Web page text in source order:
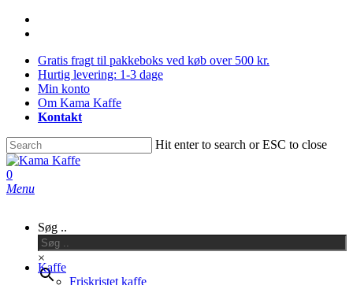
Skip
contentGratis fragt til pakkeboks ved køb over 500 kr.
Hurtig levering: 1-3 dage
Min konto
Om Kama Kaffe
Kontakt
Hit enter to search or ESC to close
Close
Search
0
Menu
Søg ..
×
Kaffe
Friskristet kaffe